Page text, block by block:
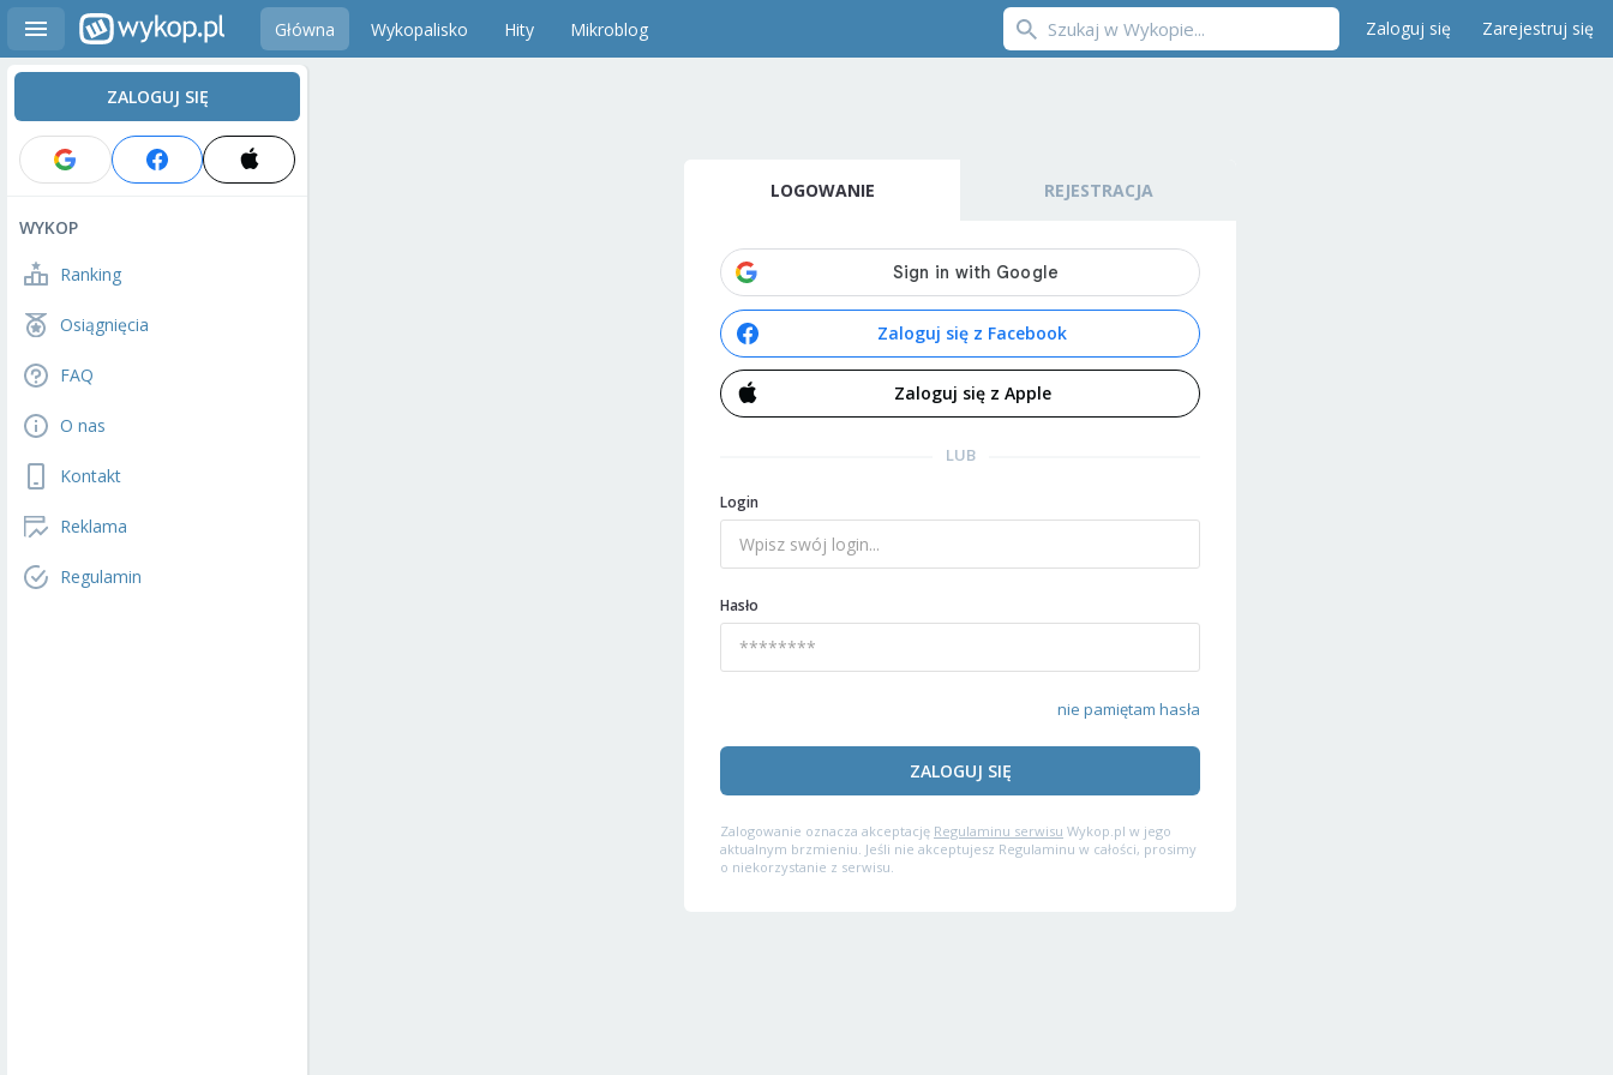
Główna Wykopalisko Hity Mikroblog Zaloguj się Zarejestruj się
ZALOGUJ SIĘ
WYKOP
Ranking
Osiągnięcia
FAQ
O nas
Kontakt
Reklama
Regulamin
LOGOWANIE REJESTRACJA
Zaloguj się z Facebook
Zaloguj się z Apple
LUB
Login
Hasło
nie pamiętam hasła
ZALOGUJ SIĘ
Zalogowanie oznacza akceptację Regulaminu serwisu Wykop.pl w jego
aktualnym brzmieniu. Jeśli nie akceptujesz Regulaminu w całości, prosimy
o niekorzystanie z serwisu.